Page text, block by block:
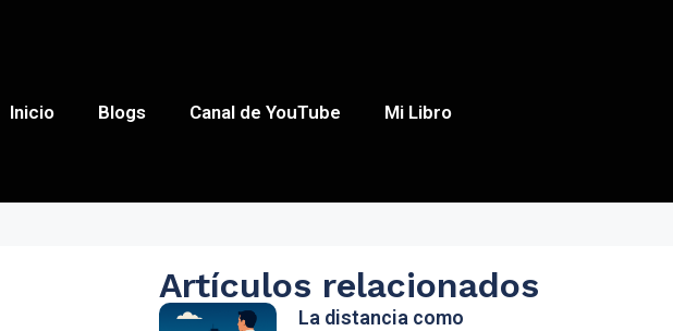
Inicio Blogs Canal de YouTube Mi Libro
Artículos relacionados
La distancia como